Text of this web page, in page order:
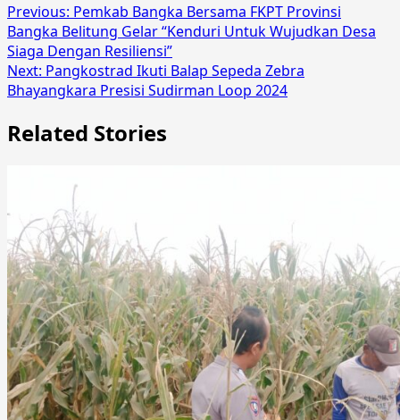
Previous: Pemkab Bangka Bersama FKPT Provinsi
Bangka Belitung Gelar “Kenduri Untuk Wujudkan Desa
Siaga Dengan Resiliensi”
Next: Pangkostrad Ikuti Balap Sepeda Zebra
Bhayangkara Presisi Sudirman Loop 2024
Related Stories